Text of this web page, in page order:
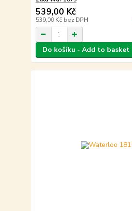
539,00 Kč
539,00 Kč bez DPH
Do košíku - Add to basket